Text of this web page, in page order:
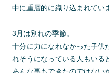
中に重層的に織り込まれてい
3月は別れの季節。
十分に力になれなかった子供
れそうになっている人もいる
あんな事もできたのではない